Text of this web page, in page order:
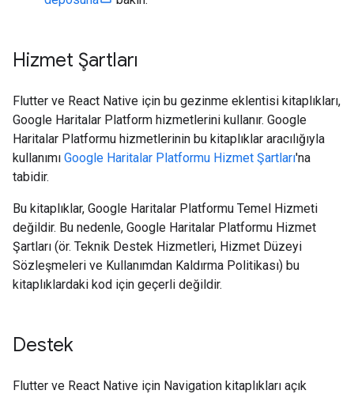
Hizmet Şartları
Flutter ve React Native için bu gezinme eklentisi kitaplıkları,
Google Haritalar Platform hizmetlerini kullanır. Google
Haritalar Platformu hizmetlerinin bu kitaplıklar aracılığıyla
kullanımı Google Haritalar Platformu Hizmet Şartları'na
tabidir.
Bu kitaplıklar, Google Haritalar Platformu Temel Hizmeti
değildir. Bu nedenle, Google Haritalar Platformu Hizmet
Şartları (ör. Teknik Destek Hizmetleri, Hizmet Düzeyi
Sözleşmeleri ve Kullanımdan Kaldırma Politikası) bu
kitaplıklardaki kod için geçerli değildir.
Destek
Flutter ve React Native için Navigation kitaplıkları açık